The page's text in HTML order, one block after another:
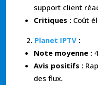
support client
Critiques : Coût
Planet IPTV :
Note moyenne :
Avis positifs :
des flux.